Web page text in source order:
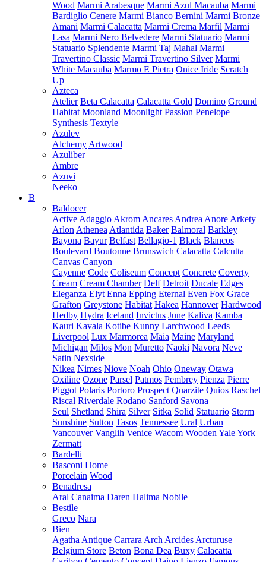
Wood Marmi Arabesque Marmi Azul Macauba Marmi
Bardiglio Cenere Marmi Bianco Bernini Marmi Bronze
Amani Marmi Calacatta Marmi Crema Marfil Marmi
Lasa Marmi Nero Belvedere Marmi Statuario Marmi
Statuario Splendente Marmi Taj Mahal Marmi
Travertino Classic Marmi Travertino Silver Marmi
White Macauba Marmo E Pietra Onice Iride Scratch
Up
Azteca
Atelier Beta Calacatta Calacatta Gold Domino Ground
Habitat Moonland Moonlight Passion Penelope
Synthesis Textyle
Azulev
Alchemy Artwood
Azuliber
Ambre
Azuvi
Neeko
B
Baldocer
Active Adaggio Akrom Ancares Andrea Anore Arkety
Arlon Athenea Atlantida Baker Balmoral Barkley
Bayona Bayur Belfast Bellagio-1 Black Blancos
Boulevard Boutonne Brunswich Calacatta Calcutta
Canvas Canyon
Cayenne Code Coliseum Concept Concrete Coverty
Cream Cream Chamber Delf Detroit Ducale Edges
Eleganza Elyt Enna Epping Eternal Even Fox Grace
Grafton Greystone Habitat Hakea Hannover Hardwood
Hedby Hydra Iceland Invictus June Kaliva Kamba
Kauri Kavala Kotibe Kunny Larchwood Leeds
Liverpool Lux Marmorea Maia Maine Maryland
Michigan Milos Mon Muretto Naoki Navora Neve
Satin Nexside
Nikea Nimes Niove Noah Ohio Oneway Otawa
Oxiline Ozone Parsel Patmos Pembrey Pienza Pierre
Piggot Polaris Portoro Prospect Quarzite Quios Raschel
Riscal Riverdale Rodano Sanford Savona
Seul Shetland Shira Silver Sitka Solid Statuario Storm
Sunshine Sutton Tasos Tennessee Ural Urban
Vancouver Vanglih Venice Wacom Wooden YaleYork
Zermatt
Bardelli
Basconi Home
Porcelain Wood
Benadresa
Aral Canaima Daren Halima Nobile
Bestile
Greco Nara
Bien
Agatha Antique Carrara Arch Arcides Arcturuse
Belgium Store Beton Bona Dea Buxy Calacatta